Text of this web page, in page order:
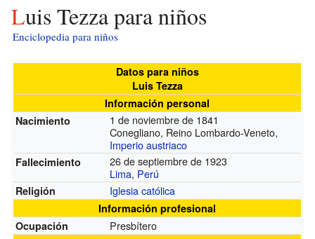
Luis Tezza para niños
Enciclopedia para niños
Datos para niños
Luis Tezza
Información personal
Nacimiento
1 de noviembre de 1841
Conegliano, Reino Lombardo-Veneto,
Imperio austriaco
Fallecimiento
26 de septiembre de 1923
Lima, Perú
Religión Iglesia católica
Información profesional
Ocupación
Presbítero